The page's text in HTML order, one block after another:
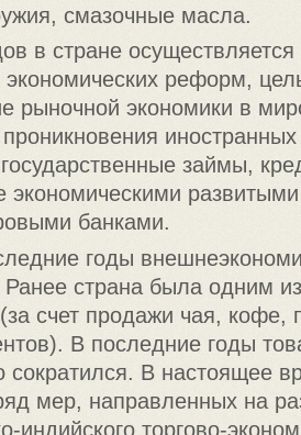
смазочные масла.
в стране
реформ,
рыночной экономики в
иностранных
займы,
экономическими
банками.
годы
страна была одним
счет продажи чая, кофе,
В последние годы
сократился. В настоящее
мер, направленных на
индийского торгово-